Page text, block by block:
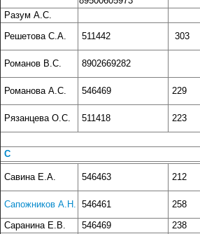
Разум А.С.
Решетова С.А.
511442 303
Романов В.С.
8902669282
Романова А.С.
546469 229
Рязанцева О.С.
511418 223
С
Савина Е.А. 546463 212
Сапожников А.Н. 546461 258
Саранина Е.В.
546469 238